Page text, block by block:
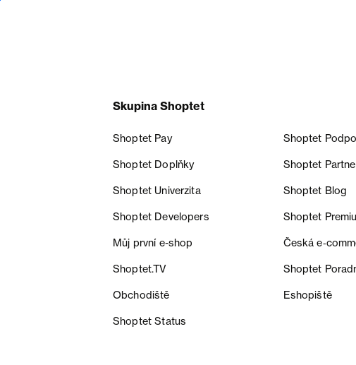
Skupina Shoptet
Shoptet Pay Shoptet
Shoptet Doplňky Shoptet
Shoptet Univerzita Shoptet Blog
Shoptet Developers Shoptet
Můj první e-shop Česká
Shoptet.TV Shoptet
Obchodiště Eshopiště
Shoptet Status